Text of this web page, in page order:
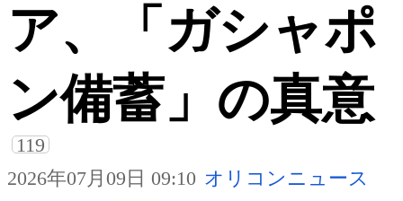
ア、「ガシャポ
ン備蓄」の真意
119
2026年07月09日 09:10 オリコンニュース